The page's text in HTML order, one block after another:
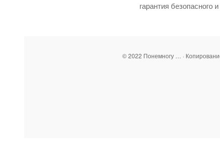
гарантия безопасного
© 2022 Понемногу … ·